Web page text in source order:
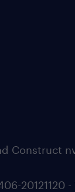
Construct
20121120 -